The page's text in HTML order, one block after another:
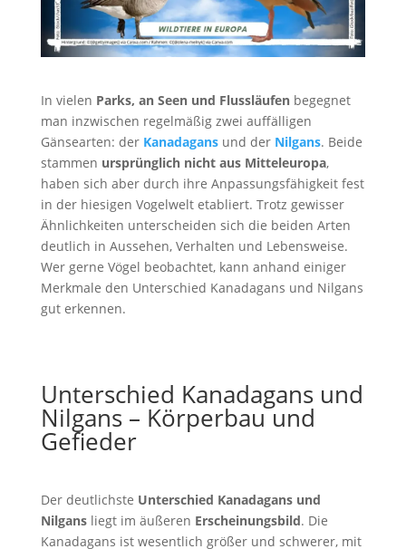
In vielen Parks, an Seen und Flussläufenbegegnet
man inzwischen regelmäßig zwei auffälligen
Gänsearten: der Kanadagans und der Nilgans. Beide
stammen ursprünglich nicht aus Mitteleuropa,
haben sich aber durch ihre Anpassungsfähigkeit fest
in der hiesigen Vogelwelt etabliert. Trotz gewisser
Ähnlichkeiten unterscheiden sich die beiden Arten
deutlich in Aussehen, Verhalten und Lebensweise.
Wer gerne Vögel beobachtet, kann anhand einiger
Merkmale den Unterschied Kanadagans und Nilgans
gut erkennen.
Unterschied Kanadagans und
Nilgans – Körperbau und
Gefieder
Der deutlichste Unterschied Kanadagans und
Nilgansliegt im äußeren Erscheinungsbild. Die
Kanadagans ist wesentlich größer und schwerer, mit